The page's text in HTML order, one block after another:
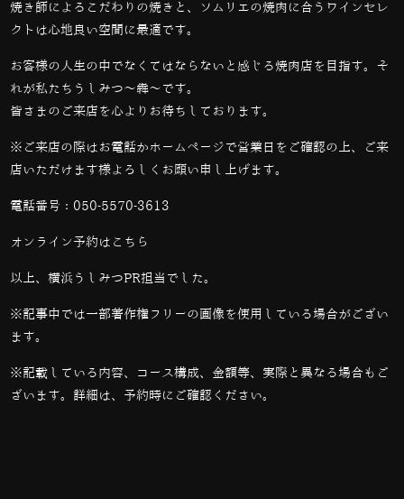
焼き師によるこだわりの焼きと、ソムリエの焼肉に合うワインセレ
クトは心地良い空間に最適です。
お客様の人生の中でなくてはならないと感じる焼肉店を目指す。そ
れが私たちうしみつ～犇～です。
皆さまのご来店を心よりお待ちしております。
※ご来店の際はお電話かホームページで営業日をご確認の上、ご来
店いただけます様よろしくお願い申し上げます。
電話番号： 050-5570-3613
オンライン予約は こちら
以上、横浜うしみつPR担当でした。
※記事中では一部著作権フリーの画像を使用している場合がござい
ます。
※記載している内容、コース構成、金額等、実際と異なる場合もご
ざいます。詳細は、予約時にご確認ください。